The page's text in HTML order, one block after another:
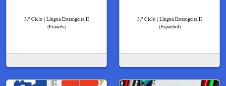
3.º Ciclo | Língua Estrangeira II
(Francês)
3.º Ciclo | Língua Estrangeira II
(Espanhol)